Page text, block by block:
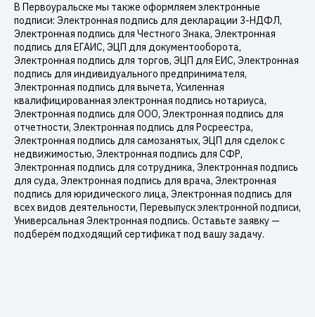
В Первоуральске мы также оформляем электронные
подписи: Электронная подпись для декларации 3-НДФЛ,
Электронная подпись для Честного Знака, Электронная
подпись для ЕГАИС, ЭЦП для документооборота,
Электронная подпись для торгов, ЭЦП для ЕИС, Электронная
подпись для индивидуального предпринимателя,
Электронная подпись для вычета, Усиленная
квалифицированная электронная подпись нотариуса,
Электронная подпись для ООО, Электронная подпись для
отчетности, Электронная подпись для Росреестра,
Электронная подпись для самозанятых, ЭЦП для сделок с
недвижимостью, Электронная подпись для СФР,
Электронная подпись для сотрудника, Электронная подпись
для суда, Электронная подпись для врача, Электронная
подпись для юридического лица, Электронная подпись для
всех видов деятельности, Перевыпуск электронной подписи,
Универсальная Электронная подпись. Оставьте заявку —
подберём подходящий сертификат под вашу задачу.